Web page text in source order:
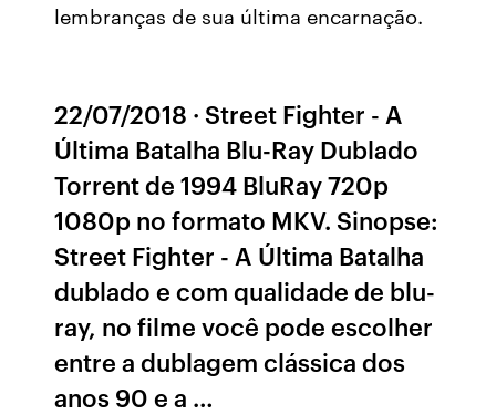
lembranças de sua última encarnação.
22/07/2018 · Street Fighter - A
Última Batalha Blu-Ray Dublado
Torrent de 1994 BluRay 720p
1080p no formato MKV. Sinopse:
Street Fighter - A Última Batalha
dublado e com qualidade de blu-
ray, no filme você pode escolher
entre a dublagem clássica dos
anos 90 e a …